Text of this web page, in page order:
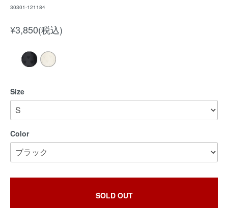
30301-121184
¥3,850(税込)
Size
Color
SOLD OUT